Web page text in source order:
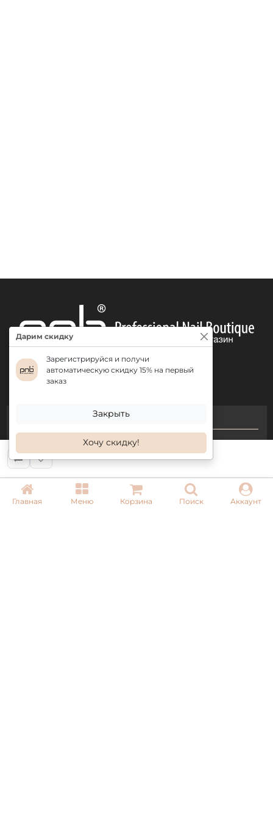
Главная Меню Корзина Поиск Аккаунт
+ 38 (050) 075 35 05
+ 38 (097) 075 35 05
+ 38 (093) 075 35 05
Дарим скидку
Зарегистрируйся и получи
автоматическую скидку 15% на первый
заказ
Закрыть
Хочу скидку!